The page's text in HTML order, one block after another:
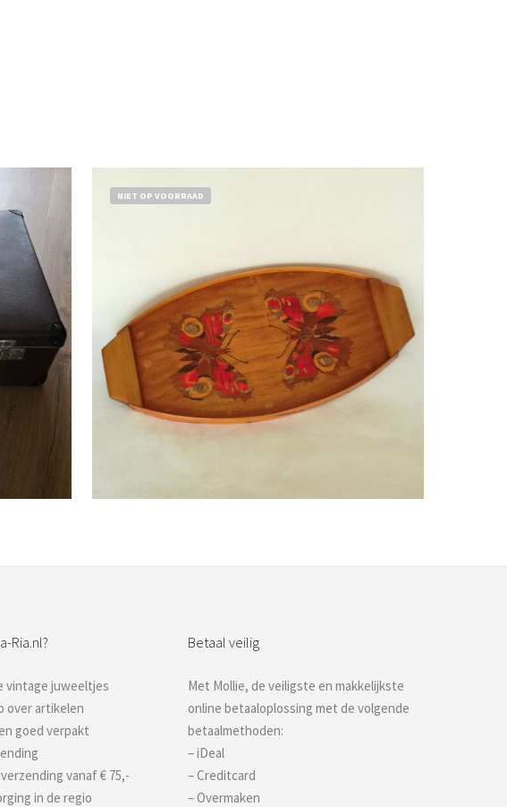
NIET OP VOORRAAD
Ria.nl?
vintage juweeltjes
over artikelen
goed verpakt
vanaf € 75,-
in de regio
Betaal veilig
Met Mollie, de veiligste en makkelijkste
online betaaloplossing met de volgende
betaalmethoden:
– iDeal
– Creditcard
– Overmaken